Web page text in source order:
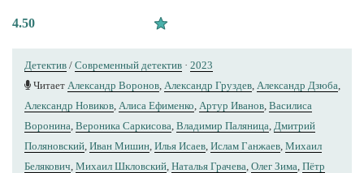
4.50
Детектив / Современный детектив · 2023
Читает Александр Воронов Александр Груздев Александр Дзюба
Александр Новиков Алиса Ефименко Артур Иванов Василиса
Воронина Вероника Саркисова Владимир Паляница Дмитрий
Поляновский Иван Мишин Илья Исаев Ислам Ганжаев Михаил
Белякович Михаил Шкловский Наталья Грачева Олег Зима Пётр